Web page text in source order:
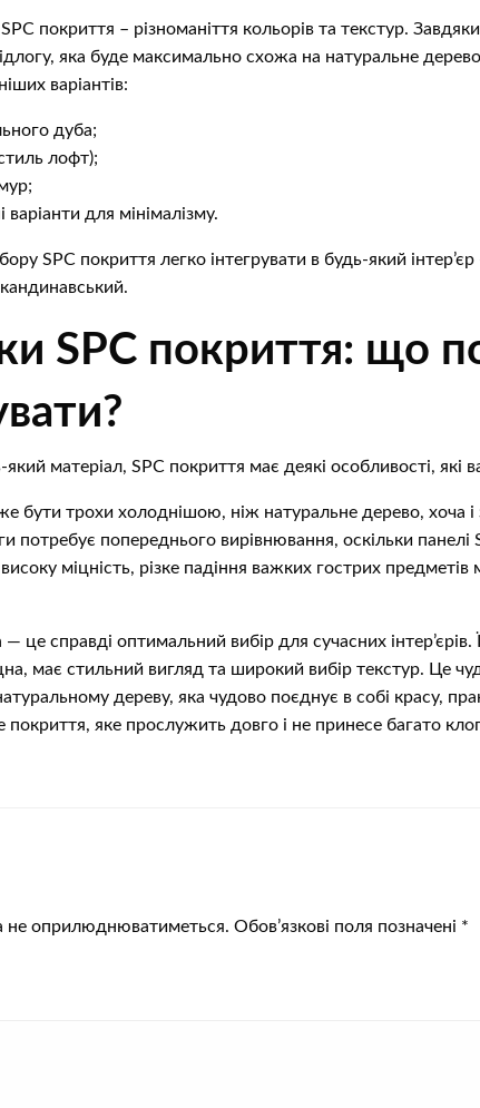
покриття – різноманіття кольорів та текстур.
яка буде максимально схожа на натуральне
варіантів:
дуба;
лофт);
варіанти для мінімалізму.
SPC покриття легко інтегрувати в будь-який
SPC покриття: що
який матеріал, SPC покриття має деякі особливості, які
бути трохи холоднішою, ніж натуральне дерево, хоча і
потребує попереднього вирівнювання, оскільки панелі
міцність, різке падіння важких гострих
це справді оптимальний вибір для сучасних інтер’єрів.
має стильний вигляд та широкий вибір текстур. Це
дереву, яка чудово поєднує в собі красу,
покриття, яке прослужить довго і не принесе багато
не оприлюднюватиметься. Обов’язкові поля позначені *